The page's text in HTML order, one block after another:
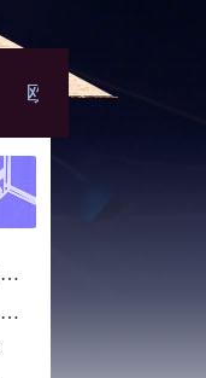
欧联直播
2026世界杯金球奖终极预言：六位新王加冕的宿命轨迹
2026年美加墨世界杯门票抽签结果查询：唯一官方指定24直播网